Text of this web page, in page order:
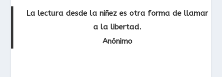
La lectura desde la niñez es otra forma de llamar
a la libertad.
Anónimo